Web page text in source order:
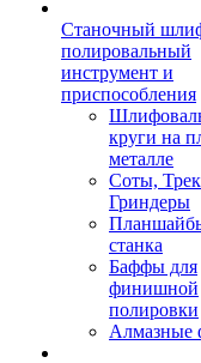
Станочный
полировальный
инструмент и
приспособления
круги на
металле
Соты,
Гриндеры
станка
Баффы для
финишной
полировки
Алмазные